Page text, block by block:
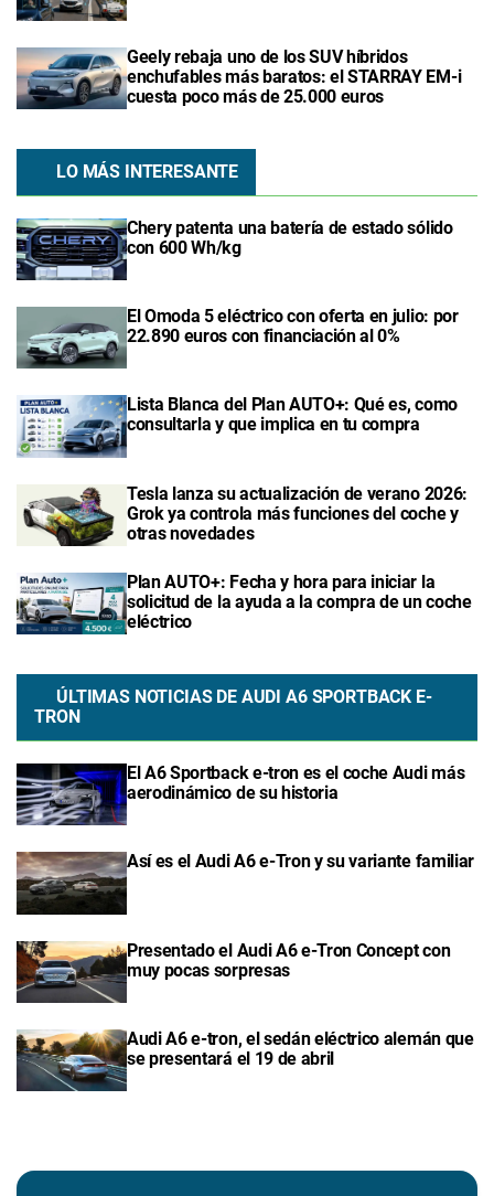
Geely rebaja uno de los SUV híbridos
enchufables más baratos: el STARRAY EM-i
cuesta poco más de 25.000 euros
LO MÁS INTERESANTE
Chery patenta una batería de estado sólido
con 600 Wh/kg
El Omoda 5 eléctrico con oferta en julio: por
22.890 euros con financiación al 0%
Lista Blanca del Plan AUTO+: Qué es, como
consultarla y que implica en tu compra
Tesla lanza su actualización de verano 2026:
Grok ya controla más funciones del coche y
otras novedades
Plan AUTO+: Fecha y hora para iniciar la
solicitud de la ayuda a la compra de un coche
eléctrico
ÚLTIMAS NOTICIAS DE AUDI A6 SPORTBACK E-
TRON
El A6 Sportback e-tron es el coche Audi más
aerodinámico de su historia
Así es el Audi A6 e-Tron y su variante familiar
Presentado el Audi A6 e-Tron Concept con
muy pocas sorpresas
Audi A6 e-tron, el sedán eléctrico alemán que
se presentará el 19 de abril